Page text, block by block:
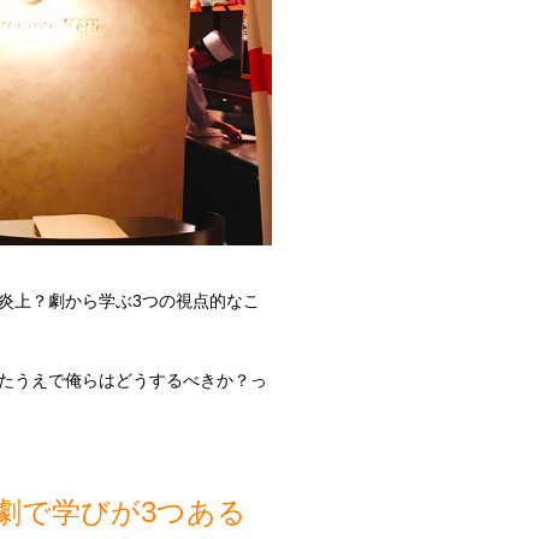
上？劇から学ぶ3つの視点的なこ
うえで俺らはどうするべきか？っ
で学びが3つある